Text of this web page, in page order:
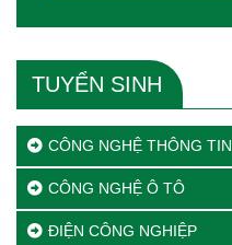
TUYỂN SINH
CÔNG NGHỆ THÔNG TIN
CÔNG NGHỆ Ô TÔ
ĐIỆN CÔNG NGHIỆP